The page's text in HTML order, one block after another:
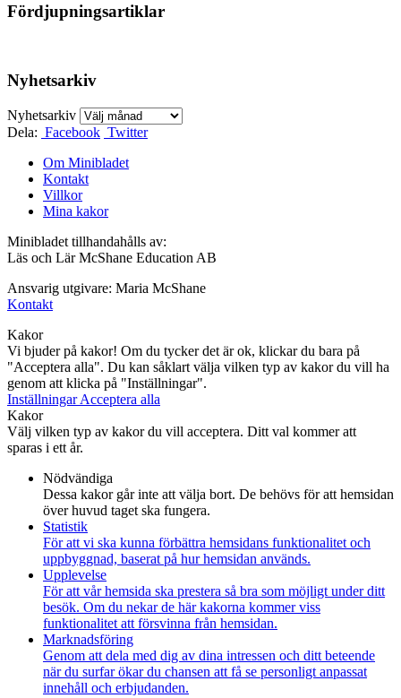
Fördjupningsartiklar
Nyhetsarkiv
Nyhetsarkiv
Dela: Facebook Twitter
Om Minibladet
Kontakt
Villkor
Mina kakor
Minibladet tillhandahålls av:
Läs och Lär McShane Education AB
Ansvarig utgivare: Maria McShane
Kontakt
Kakor
Vi bjuder på kakor! Om du tycker det är ok, klickar du bara på
"Acceptera alla". Du kan såklart välja vilken typ av kakor du vill ha
genom att klicka på "Inställningar".
InställningarAcceptera alla
Kakor
Välj vilken typ av kakor du vill acceptera. Ditt val kommer att
sparas i ett år.
Nödvändiga
Dessa kakor går inte att välja bort. De behövs för att hemsidan
över huvud taget ska fungera.
Statistik
För att vi ska kunna förbättra hemsidans funktionalitet och
uppbyggnad, baserat på hur hemsidan används.
Upplevelse
För att vår hemsida ska prestera så bra som möjligt under ditt
besök. Om du nekar de här kakorna kommer viss
funktionalitet att försvinna från hemsidan.
Marknadsföring
Genom att dela med dig av dina intressen och ditt beteende
när du surfar ökar du chansen att få se personligt anpassat
innehåll och erbjudanden.